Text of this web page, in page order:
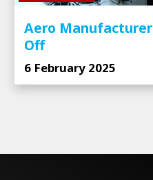
Aero
Off
6 February 2025